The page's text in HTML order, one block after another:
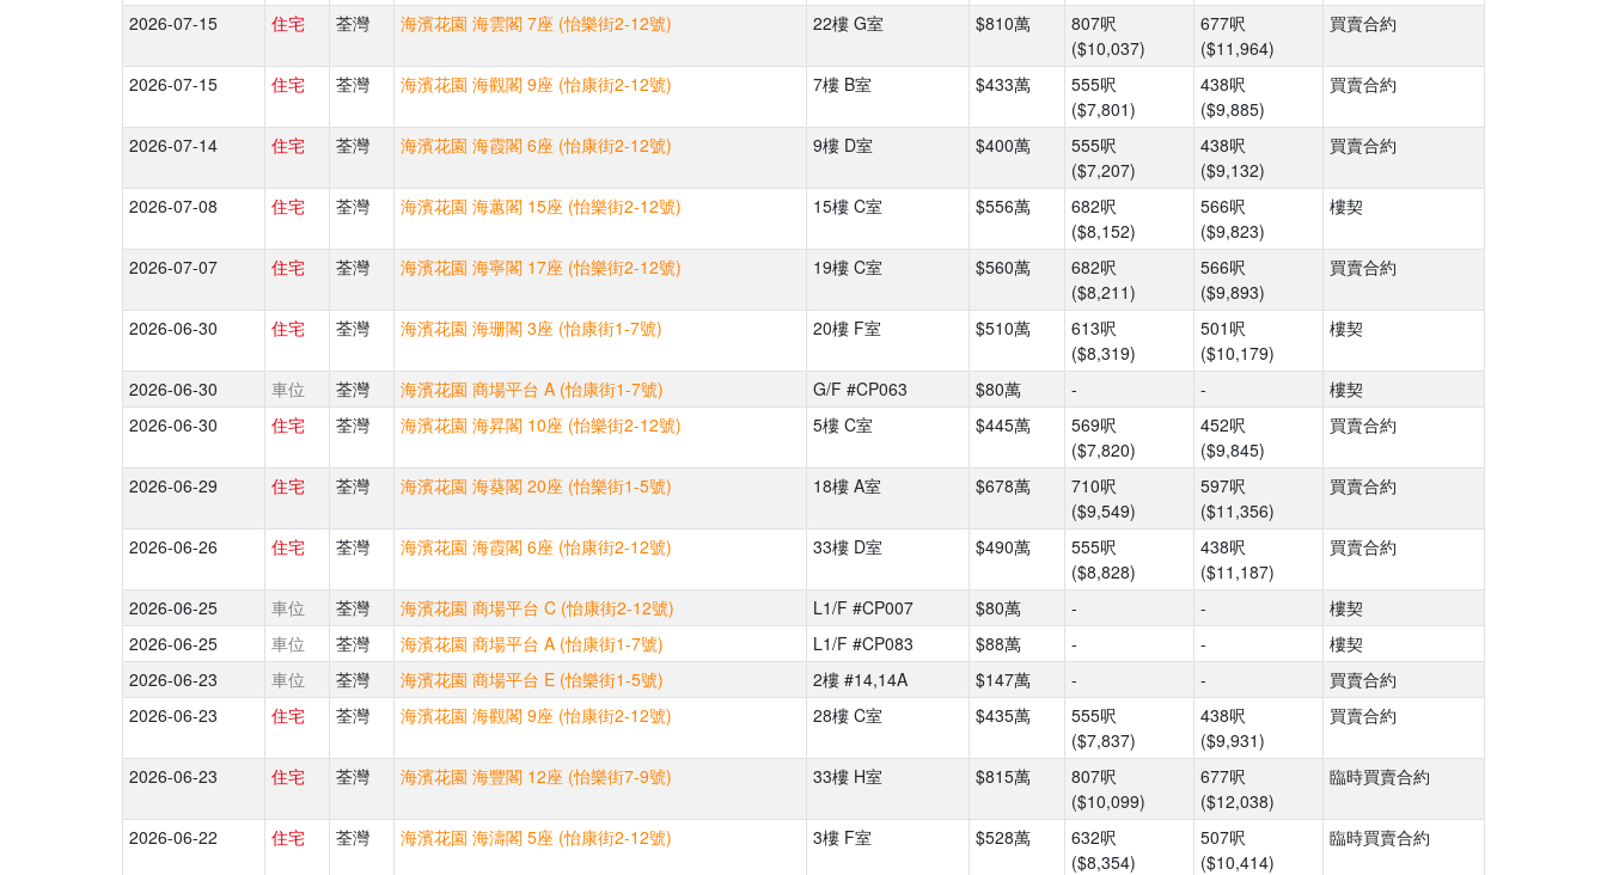
2026-07-15
住宅 荃灣 海濱花園 海雲閣 7座 (怡樂街2-12號) 22樓 G室 $810萬
807呎
($10,037)
677呎
($11,964)
買賣合約
2026-07-15 住宅 荃灣 海濱花園 海觀閣 9座 (怡康街2-12號) 7樓 B室 $433萬
555呎
($7,801)
438呎
($9,885)
買賣合約
2026-07-14 住宅 荃灣 海濱花園 海霞閣 6座 (怡康街2-12號) 9樓 D室 $400萬
555呎
($7,207)
438呎
($9,132)
買賣合約
2026-07-08 住宅 荃灣 海濱花園 海蕙閣 15座 (怡樂街2-12號) 15樓 C室 $556萬
682呎
($8,152)
566呎
($9,823)
樓契
2026-07-07 住宅 荃灣 海濱花園 海寧閣 17座 (怡樂街2-12號) 19樓 C室 $560萬
682呎
($8,211)
566呎
($9,893)
買賣合約
2026-06-30 住宅 荃灣 海濱花園 海珊閣 3座 (怡康街1-7號) 20樓 F室 $510萬
613呎
($8,319)
501呎
($10,179)
樓契
2026-06-30 車位 荃灣 海濱花園 商場平台 A (怡康街1-7號) G/F #CP063 $80萬 - -
樓契
2026-06-30
住宅 荃灣 海濱花園 海昇閣 10座 (怡樂街2-12號) 5樓 C室 $445萬
569呎
($7,820)
452呎
($9,845)
買賣合約
2026-06-29 住宅 荃灣 海濱花園 海葵閣 20座 (怡樂街1-5號) 18樓 A室 $678萬
710呎
($9,549)
597呎
($11,356)
買賣合約
2026-06-26 住宅 荃灣 海濱花園 海霞閣 6座 (怡康街2-12號) 33樓 D室 $490萬
555呎
($8,828)
438呎
($11,187)
買賣合約
2026-06-25 車位 荃灣 海濱花園 商場平台 C (怡康街2-12號) L1/F #CP007 $80萬 - -
樓契
2026-06-25
車位 荃灣 海濱花園 商場平台 A (怡康街1-7號) L1/F #CP083 $88萬 - -
樓契
2026-06-23
車位 荃灣 海濱花園 商場平台 E (怡樂街1-5號) 2樓 #14,14A $147萬 - -
買賣合約
2026-06-23
住宅 荃灣 海濱花園 海觀閣 9座 (怡康街2-12號) 28樓 C室 $435萬
555呎
($7,837)
438呎
($9,931)
買賣合約
2026-06-23 住宅 荃灣 海濱花園 海豐閣 12座 (怡樂街7-9號) 33樓 H室 $815萬
807呎
($10,099)
677呎
($12,038)
臨時買賣合約
2026-06-22 住宅 荃灣 海濱花園 海濤閣 5座 (怡康街2-12號) 3樓 F室 $528萬
632呎
($8,354)
507呎
($10,414)
臨時買賣合約